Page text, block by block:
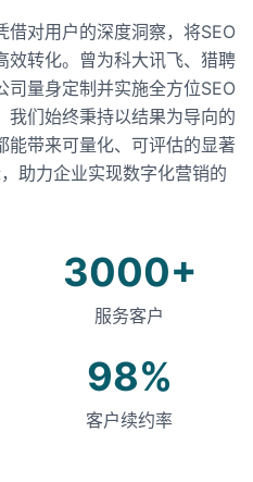
借对用户的深度洞察，将SEO
效转化。曾为科大讯飞、猎聘
司量身定制并实施全方位SEO
我们始终秉持以结果为导向的
能带来可量化、可评估的显著
助力企业实现数字化营销的
3000+
服务客户
98%
客户续约率